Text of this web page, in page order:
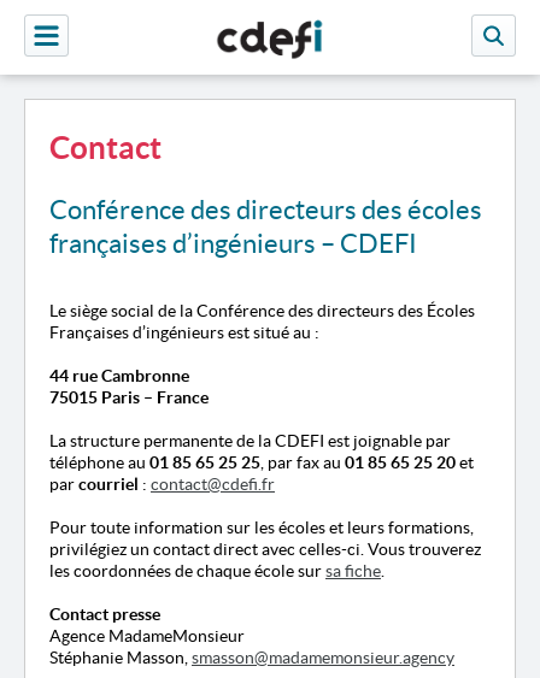
Contact
Conférence des directeurs des écoles
françaises d’ingénieurs – CDEFI
Le siège social de la Conférence des directeurs des Écoles
Françaises d’ingénieurs est situé au :
44 rue Cambronne
75015 Paris – France
La structure permanente de la CDEFI est joignable par
téléphone au 01 85 65 25 25 , par fax au 01 85 65 25 20et
parcourriel : contact@cdefi.fr
Pour toute information sur les écoles et leurs formations,
privilégiez un contact direct avec celles-ci. Vous trouverez
les coordonnées de chaque école sursa fiche
Contact presse
Agence MadameMonsieur
Stéphanie Masson, smasson@madamemonsieur.agency